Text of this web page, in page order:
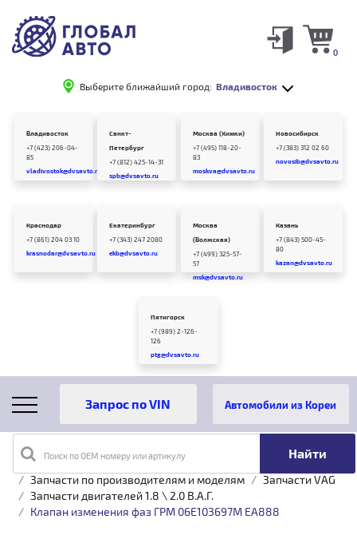
Выберите ближайший город: Владивосток
0
Владивосток
+7 (423) 206-04-
85
vladivostok@dvsavto.ru
Санкт-
Петербург
+7 (812) 425-14-31
spb@dvsavto.ru
Москва (Химки)
+7 (495) 118-20-
83
moskva@dvsavto.ru
Новосибирск
+7 (383) 312 02 60
novosib@dvsavto.ru
Краснодар
+7 (861) 204 03 10
krasnodar@dvsavto.ru
Екатеринбург
+7 (343) 247 2080
ekb@dvsavto.ru
Москва
(Волжская)
+7 (499) 325-57-
57
msk@dvsavto.ru
Казань
+7 (843) 500-45-
80
kazan@dvsavto.ru
Пятигорск
+7 (989) 2-126-
126
ptg@dvsavto.ru
Поиск по OEM номеру или артикулу
Автомобили из Кореи
Главная
Каталог товаров
Запчасти по производителям и моделям
Запчасти VAG
Запчасти двигателей 1.8 \ 2.0 B.A.Г.
Клапан изменения фаз ГРМ 06E103697M EA888